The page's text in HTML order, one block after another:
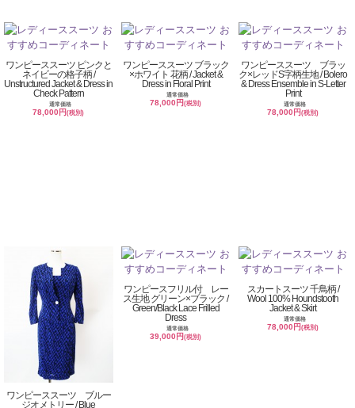
ワンピーススーツ ピンクと
ネイビーの格子柄 /
Unstructured Jacket & Dress in
Check Pattern
通常価格
78,000円(税別)
ワンピーススーツ ブラック
×ホワイト 花柄 / Jacket &
Dress in Floral Print
通常価格
78,000円(税別)
ワンピーススーツ ブラッ
ク×レッドS字柄生地 / Bolero
& Dress Ensemble in S-Letter
Print
通常価格
78,000円(税別)
ワンピーススーツ ブルー
ジオメトリー / Blue
ワンピースフリル付 レー
ス生地 グリーン×ブラック /
Green/Black Lace Frilled
Dress
通常価格
39,000円(税別)
スカートスーツ 千鳥柄 /
Wool 100% Houndstooth
Jacket & Skirt
通常価格
78,000円(税別)